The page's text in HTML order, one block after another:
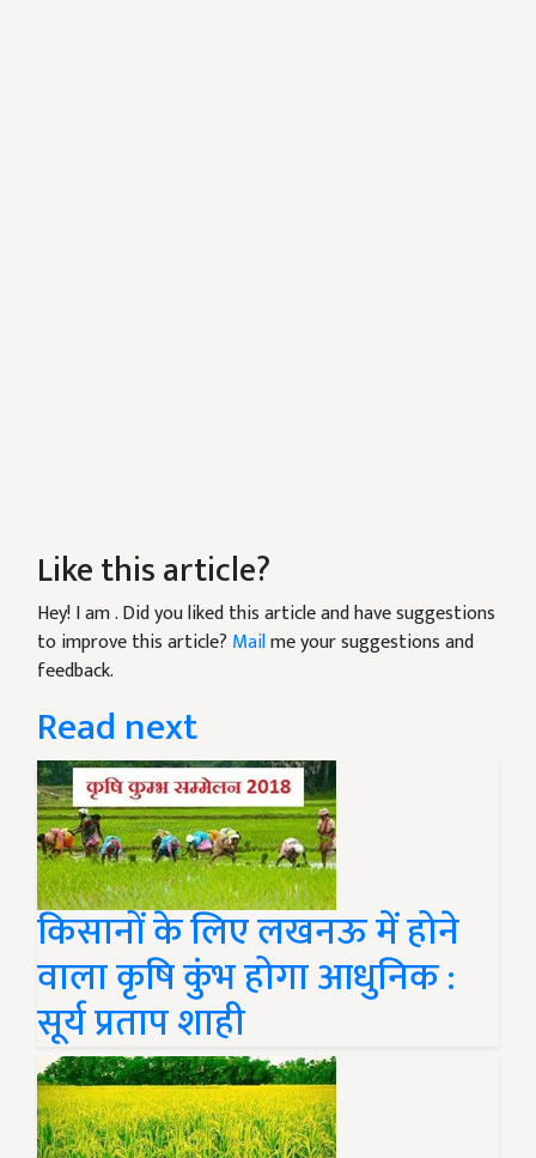
Like this article?
Hey! I am. Did you liked this article and have suggestions
to improve this article? Mailme your suggestions and
feedback.
Read next
किसानों के लिए लखनऊ में होने
वाला कृषि कुंभ होगा आधुनिक :
सूर्य प्रताप शाही